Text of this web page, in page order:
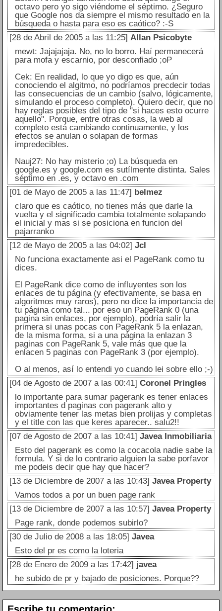
octavo pero yo sigo viéndome el séptimo. ¿Seguro
que Google nos da siempre el mismo resultado en la
búsqueda o hasta para eso es caótico? :-S
[28 de Abril de 2005 a las 11:25] Allan Psicobyte
mewt: Jajajajaja. No, no lo borro. Haí permanecerá
para mofa y escarnio, por desconfiado ;oP
Cek: En realidad, lo que yo digo es que, aún
conociendo el algitmo, no podríamos precdecir todas
las consecuencias de un cambio (salvo, lógicamente,
simulando el proceso completo). Quiero decir, que no
hay reglas posibles del tipo de "si haces esto ocurre
aquello". Porque, entre otras cosas, la web al
completo está cambiando continuamente, y los
efectos se anulan o solapan de formas
impredecibles.
Nauj27: No hay misterio ;o) La búsqueda en
google.es y google.com es sutílmente distinta. Sales
séptimo en .es, y octavo en .com
[01 de Mayo de 2005 a las 11:47] belmez
claro que es caótico, no tienes más que darle la
vuelta y el significado cambia totalmente solapando
el inicial y mas si se posiciona en funcion del
pajarranko
[12 de Mayo de 2005 a las 04:02] Jcl
No funciona exactamente asi el PageRank como tu
dices.
El PageRank dice como de influyentes son los
enlaces de tu página (y efectivamente, se basa en
algoritmos muy raros), pero no dice la importancia de
tu página como tal... por eso un PageRank 0 (una
pagina sin enlaces, por ejemplo), podría salir la
primera si unas pocas con PageRank 5 la enlazan,
de la misma forma, si a una página la enlazan 3
paginas con PageRank 5, vale más que que la
enlacen 5 paginas con PageRank 3 (por ejemplo).
O al menos, así lo entendi yo cuando lei sobre ello ;-)
[04 de Agosto de 2007 a las 00:41] Coronel Pringles
lo importante para sumar pagerank es tener enlaces
importantes d paginas con pagerank alto y
obviamente tener las metas bien prolijas y completas
y el title con las que keres aparecer.. salu2!!
[07 de Agosto de 2007 a las 10:41] Javea Inmobiliaria
Esto del pagerank es como la cocacola nadie sabe la
formula. Y si de lo contrario alguien la sabe porfavor
me podeis decir que hay que hacer?
[13 de Diciembre de 2007 a las 10:43] Javea Property
Vamos todos a por un buen page rank
[13 de Diciembre de 2007 a las 10:57] Javea Property
Page rank, donde podemos subirlo?
[30 de Julio de 2008 a las 18:05] Javea
Esto del pr es como la loteria
[28 de Enero de 2009 a las 17:42] javea
he subido de pr y bajado de posiciones. Porque??